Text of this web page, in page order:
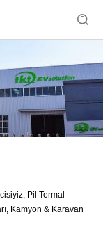

Pil Termal
Kamyon & Karavan